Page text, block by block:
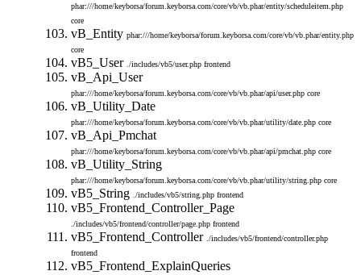
phar:///home/keyborsa/forum.keyborsa.com/core/vb/vb.phar/entity/scheduleitem.php
core
vB_Entity phar:///home/keyborsa/forum.keyborsa.com/core/vb/vb.phar/entity.php
core
vB5_User ./includes/vb5/user.php frontend
vB_Api_User
phar:///home/keyborsa/forum.keyborsa.com/core/vb/vb.phar/api/user.php core
vB_Utility_Date
phar:///home/keyborsa/forum.keyborsa.com/core/vb/vb.phar/utility/date.php core
vB_Api_Pmchat
phar:///home/keyborsa/forum.keyborsa.com/core/vb/vb.phar/api/pmchat.php core
vB_Utility_String
phar:///home/keyborsa/forum.keyborsa.com/core/vb/vb.phar/utility/string.php core
vB5_String ./includes/vb5/string.php frontend
vB5_Frontend_Controller_Page
./includes/vb5/frontend/controller/page.php frontend
vB5_Frontend_Controller ./includes/vb5/frontend/controller.php
frontend
vB5_Frontend_ExplainQueries